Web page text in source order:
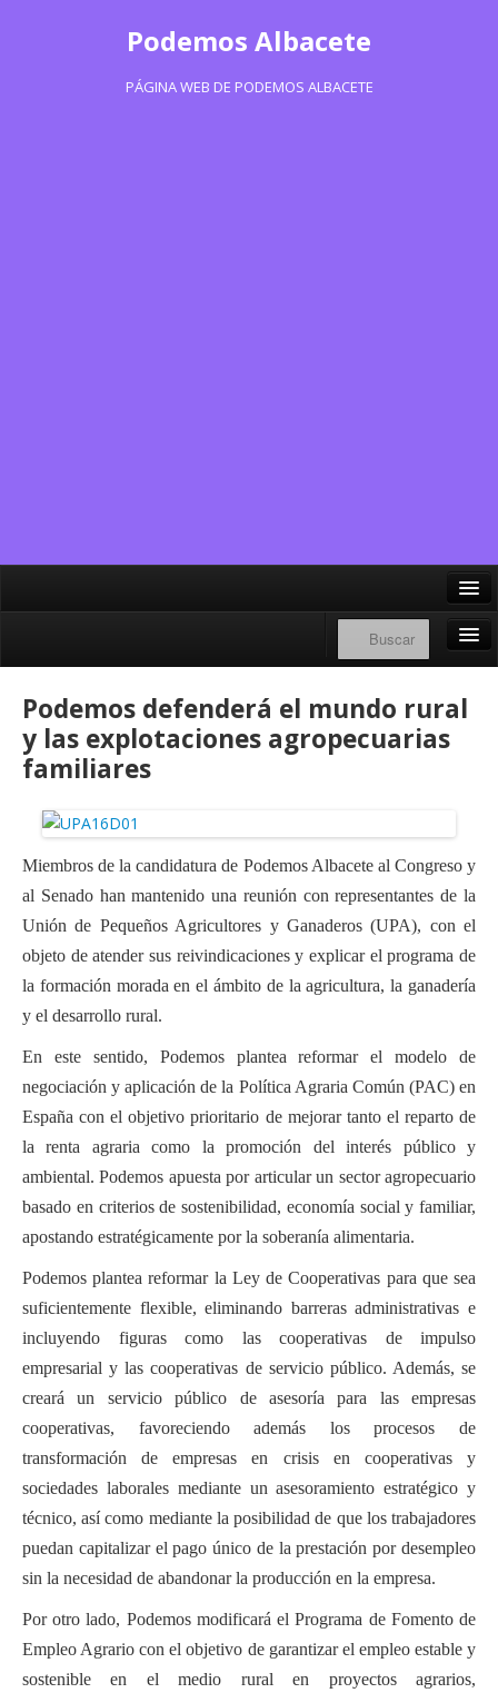
Podemos Albacete
PÁGINA WEB DE PODEMOS ALBACETE
Facebook
Instagram
Bluesky
Portavoz Municipal
Consejo Ciudadano Municipal
Contacto
Financiación
Participa con Podemos en Albacete
Podemos defenderá el mundo rural
y las explotaciones agropecuarias
familiares
Miembros de la candidatura de Podemos Albacete al Congreso y
al Senado han mantenido una reunión con representantes de la
Unión de Pequeños Agricultores y Ganaderos (UPA), con el
objeto de atender sus reivindicaciones y explicar el programa de
la formación morada en el ámbito de la agricultura, la ganadería
y el desarrollo rural.
En este sentido, Podemos plantea reformarel modelo de
negociación y aplicación de la Política Agraria Común (PAC) en
España con el objetivo prioritario de mejorar tanto el reparto de
la renta agraria como la promoción del interés público y
ambiental. Podemos apuesta por articular un sector agropecuario
basado en criterios de sostenibilidad, economía social y familiar,
apostando estratégicamente por la soberanía alimentaria.
Podemos plantea reformar la Ley de Cooperativas para que sea
suficientemente flexible, eliminando barreras administrativas e
incluyendo figuras como las cooperativas de impulso
empresarial y las cooperativas de servicio público. Además, se
creará un servicio público de asesoría para las empresas
cooperativas, favoreciendo además los procesos de
transformación de empresas en crisis en cooperativas y
sociedades laborales mediante un asesoramiento estratégico y
técnico, así como mediante la posibilidad de que los trabajadores
puedan capitalizar el pago único de la prestación por desempleo
sin la necesidad de abandonar la producción en la empresa.
Por otro lado, Podemos modificará el Programa de Fomento de
Empleo Agrario con el objetivo de garantizar el empleo estable y
sostenible en el medio rural en proyectos agrarios,